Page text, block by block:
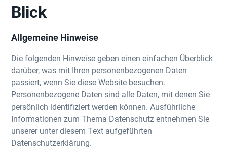
5. Eigene Dienste
Blick
Allgemeine Hinweise
Die folgenden Hinweise geben einen einfachen Überblick
darüber, was mit Ihren personenbezogenen Daten
passiert, wenn Sie diese Website besuchen.
Personenbezogene Daten sind alle Daten, mit denen Sie
persönlich identifiziert werden können. Ausführliche
Informationen zum Thema Datenschutz entnehmen Sie
unserer unter diesem Text aufgeführten
Datenschutzerklärung.